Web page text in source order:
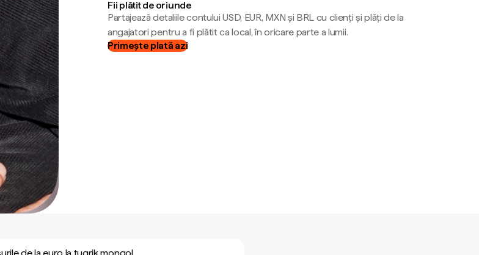
Fii plătit de oriunde
Partajează detaliile contului USD, EUR, MXN și BRL cu clienți și plăți de la
angajatori pentru a fi plătit ca local, în oricare parte a lumii.
Primește plată azi